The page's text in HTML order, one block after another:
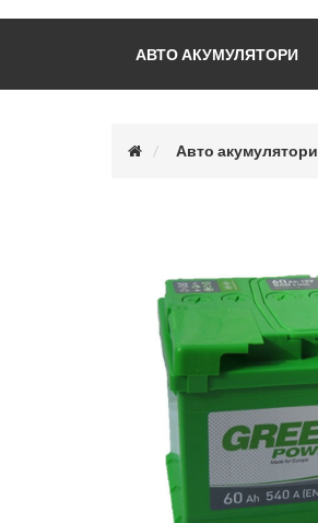
АВТО АКУМУЛЯТОРИ
Авто акумулятори